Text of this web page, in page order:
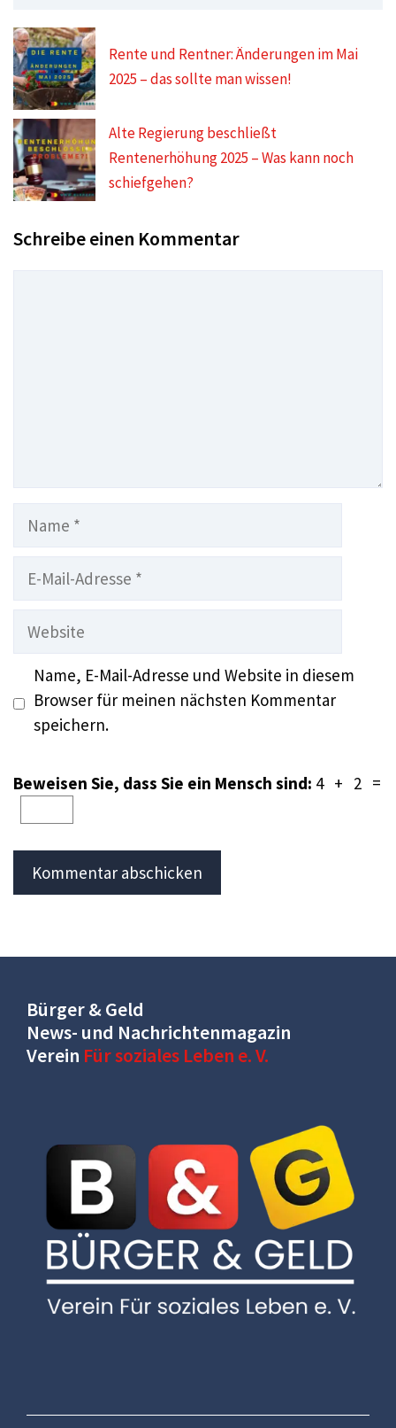
Rente und Rentner: Änderungen im Mai
2025 – das sollte man wissen!
Alte Regierung beschließt
Rentenerhöhung 2025 – Was kann noch
schiefgehen?
Schreibe einen Kommentar
Name
Website
Name, E-Mail-Adresse und Website in diesem
Browser für meinen nächsten Kommentar
speichern.
Beweisen Sie, dass Sie ein Mensch sind: 4 + 2 =
Bürger & Geld
News- und Nachrichtenmagazin
Verein Für soziales Leben e. V.